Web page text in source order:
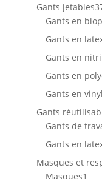
Gants jetables
Gants en
Gants en
Gants en
Gants en
Gants en
Gants
Gants de
Gants en
Masques et
Masques1